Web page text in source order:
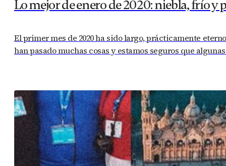
Lo mejor de enero de 2020: niebla, frío y
El primer mes de 2020 ha sido largo, prácticamente
han pasado muchas cosas y estamos seguros que